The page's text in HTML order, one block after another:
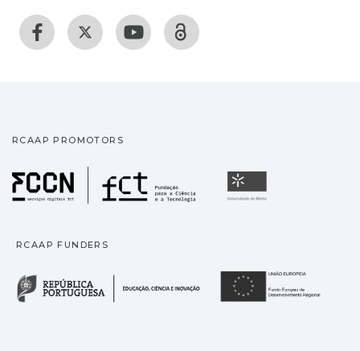
RCAAP PROMOTORS
Fundação para a
RCAAP FUNDERS
República Portuguesa